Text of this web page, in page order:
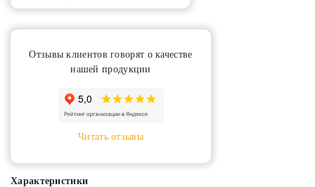
Отзывы клиентов говорят о качестве
нашей продукции
Читать отзывы
Характеристики